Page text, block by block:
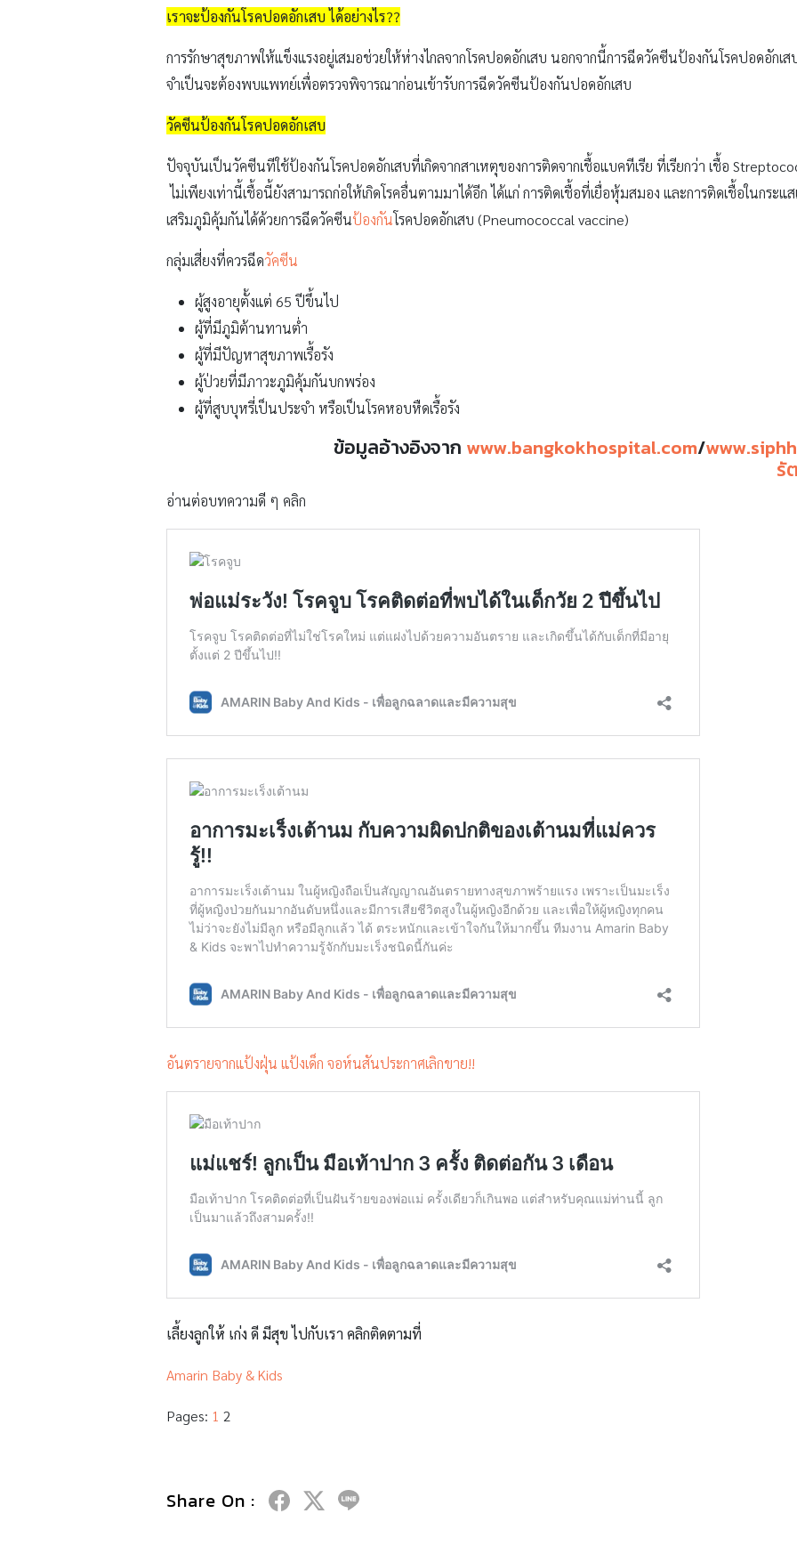
เราจะป้องกันโรคปอดอักเสบ ได้อย่างไร??
การรักษาสุขภาพให้แข็งแรงอยู่เสมอช่วยให้ห่างไกลจากโรคปอดอักเสบ นอกจากนี้การฉีดวัคซีนป้องกันโรคปอดอักเ
จำเป็นจะต้องพบแพทย์เพื่อตรวจพิจารณาก่อนเข้ารับการฉีดวัคซีนป้องกันปอดอักเสบ
วัคซีนป้องกันโรคปอดอักเสบ
ปัจจุบันเป็นวัคซีนทีใช้ป้องกันโรคปอดอักเสบที่เกิดจากสาเหตุของการติดจากเชื้อแบคทีเรีย ที่เรียกว่า เชื้อ
ไม่เพียงเท่านี้เชื้อนี้ยังสามารถก่อให้เกิดโรคอื่นตามมาได้อีก ได้แก่ การติดเชื้อที่เยื่อหุ้มสมอง และการติดเชื้อในกระ
เสริมภูมิคุ้มกันได้ด้วยการฉีดวัคซีนป้องกันโรคปอดอักเสบ (Pneumococcal vaccine)
กลุ่มเสี่ยงที่ควรฉีดวัคซีน
ผู้สูงอายุตั้งแต่ 65 ปีขึ้นไป
ผู้ที่มีภูมิต้านทานต่ำ
ผู้ที่มีปัญหาสุขภาพเรื้อรัง
ผู้ป่วยที่มีภาวะภูมิคุ้มกันบกพร่อง
ผู้ที่สูบบุหรี่เป็นประจำ หรือเป็นโรคหอบหืดเรื้อรัง
ข้อมูลอ้างอิงจาก www.bangkokhospital.com/
รั
อ่านต่อบทความดี ๆ คลิก
อันตรายจากแป้งฝุ่น แป้งเด็ก จอห์นสันประกาศเลิกขาย!!
เลี้ยงลูกให้ เก่ง ดี มีสุข ไปกับเรา คลิกติดตามที่
Amarin Baby & Kids
Pages: 1 2
Share On :